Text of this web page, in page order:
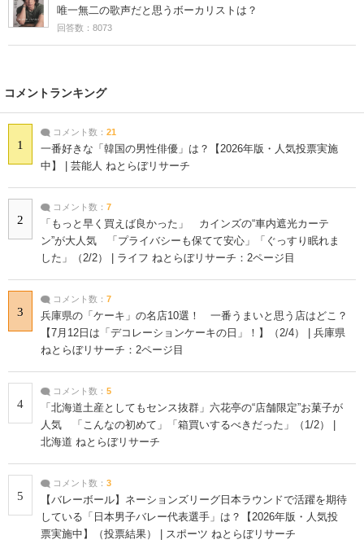
唯一無二の歌声だと思うボーカリストは？
回答数：8073
コメントランキング
1
コメント数： 21
一番好きな「韓国の男性俳優」は？【2026年版・人気投票実施
中】 | 芸能人 ねとらぼリサーチ
2
コメント数： 7
「もっと早く買えば良かった」 カインズの“車内遮光カーテ
ン”が大人気 「プライバシーも保てて安心」「ぐっすり眠れま
した」（2/2） | ライフ ねとらぼリサーチ：2ページ目
3
コメント数： 7
兵庫県の「ケーキ」の名店10選！ 一番うまいと思う店はどこ？
【7月12日は「デコレーションケーキの日」！】（2/4） | 兵庫県
ねとらぼリサーチ：2ページ目
4
コメント数： 5
「北海道土産としてもセンス抜群」六花亭の“店舗限定”お菓子が
人気 「こんなの初めて」「箱買いするべきだった」（1/2） |
北海道 ねとらぼリサーチ
5
コメント数： 3
【バレーボール】ネーションズリーグ日本ラウンドで活躍を期待
している「日本男子バレー代表選手」は？【2026年版・人気投
票実施中】（投票結果） | スポーツ ねとらぼリサーチ